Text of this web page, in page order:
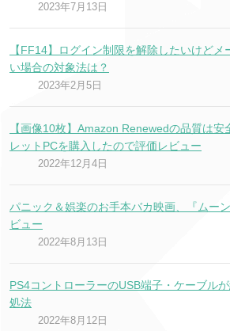
2023年7月13日
【FF14】ログイン制限を解除したいけど
い場合の対象法は？
2023年2月5日
【画像10枚】Amazon Renewedの品質は
レットPCを購入したので評価レビュー
2022年12月4日
パニック＆娯楽のお手本バカ映画、『ムー
ビュー
2022年8月13日
PS4コントローラーのUSB端子・ケーブル
処法
2022年8月12日